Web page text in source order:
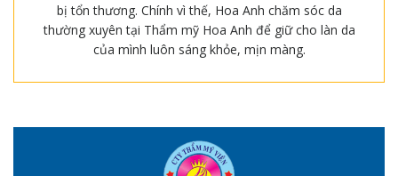
bị tổn thương. Chính vì thế, Hoa Anh chăm sóc da
thường xuyên tại Thẩm mỹ Hoa Anh để giữ cho làn da
của mình luôn sáng khỏe, mịn màng.